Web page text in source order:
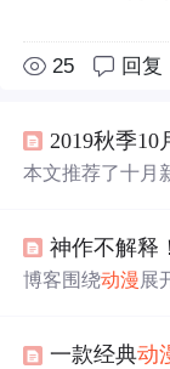
25 回复
2019秋季10
本文推荐了十月
涵盖了沙雕、热血
神作不解释
博客围绕动漫展
一款经典动